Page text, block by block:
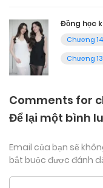
Đồng học
Chương
Chương
Comments for
Để lại một bình
Email của bạn sẽ
bắt buộc được đánh